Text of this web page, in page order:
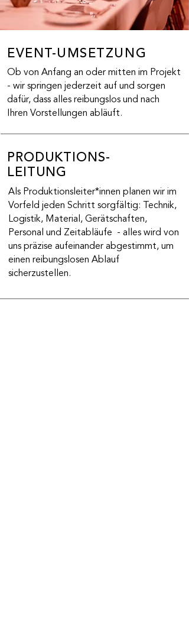
EVENT-UMSETZUNG
Ob von Anfang an oder mitten im Projekt
- wir springen jederzeit auf und sorgen
dafür, dass alles reibungslos und nach
Ihren Vorstellungen abläuft.
PRODUKTIONS-
LEITUNG
Als Produktionsleiter*innen planen wir im
Vorfeld jeden Schritt sorgfältig: Technik,
Logistik, Material, Gerätschaften,
Personal und Zeitabläufe - alles wird von
uns präzise aufeinander abgestimmt, um
einen reibungslosen Ablauf
sicherzustellen.